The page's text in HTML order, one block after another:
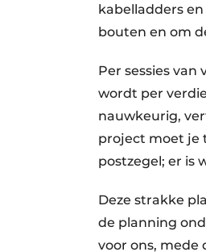
kabelladders
bouten en om
Per sessies
wordt per
nauwkeurig,
project moet je
postzegel; er is
Deze strakke
de planning
voor ons,